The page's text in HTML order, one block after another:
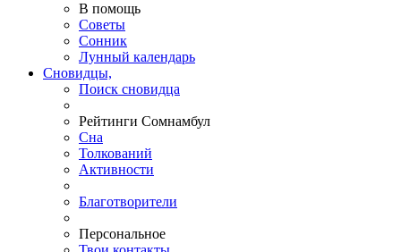
В помощь
Советы
Сонник
Лунный календарь
Сновидцы,
Поиск сновидца
Рейтинги Сомнамбул
Сна
Толкований
Активности
Благотворители
Персональное